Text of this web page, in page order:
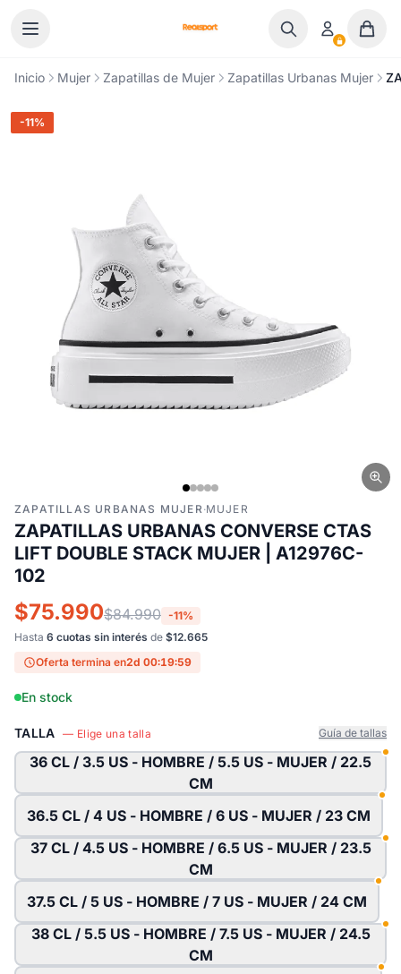
Inicio Mujer Zapatillas de Mujer Zapatillas Urbanas Mujer
-11%
ZAPATILLAS URBANAS MUJER·MUJER
ZAPATILLAS URBANAS CONVERSE CTAS
LIFT DOUBLE STACK MUJER | A12976C-
102
$75.990$84.990 -11%
Hasta 6 cuotas sin interés de $12.665
Oferta termina en2d 00:19:58
En stock
TALLA — Elige una talla Guía de tallas
36 CL / 3.5 US - HOMBRE / 5.5 US - MUJER / 22.5
CM
36.5 CL / 4 US - HOMBRE / 6 US - MUJER / 23 CM
37 CL / 4.5 US - HOMBRE / 6.5 US - MUJER / 23.5
CM
37.5 CL / 5 US - HOMBRE / 7 US - MUJER / 24 CM
38 CL / 5.5 US - HOMBRE / 7.5 US - MUJER / 24.5
CM